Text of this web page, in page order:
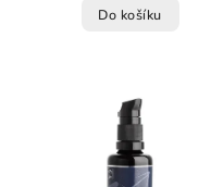
Do košíku